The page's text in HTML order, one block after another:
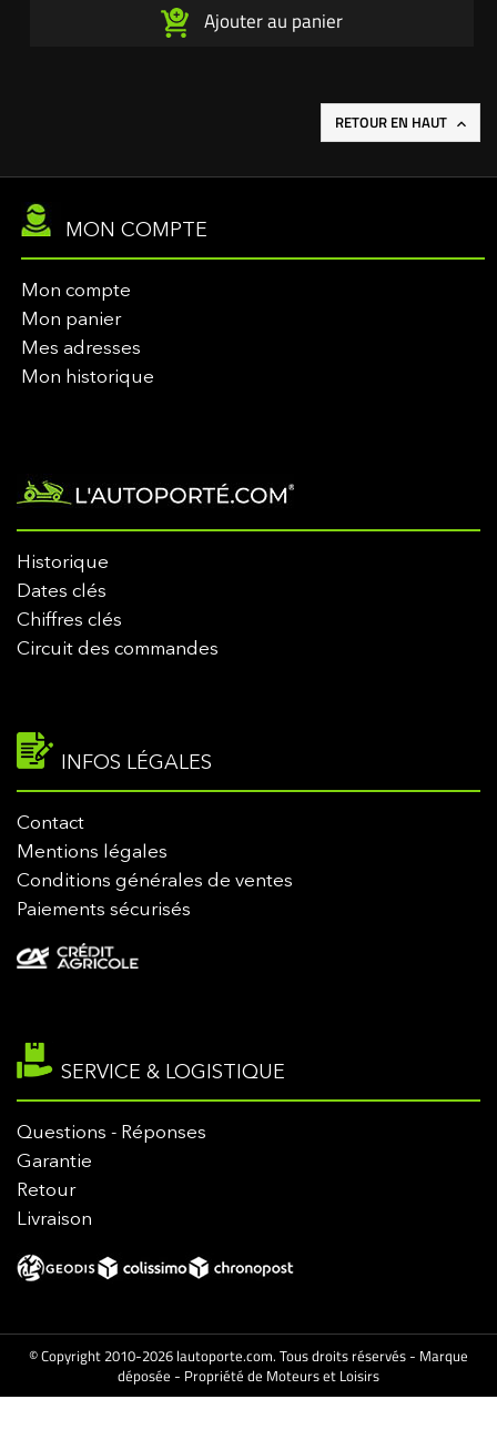
Ajouter au panier
RETOUR EN HAUT 
MON COMPTE
Mon compte
Mon panier
Mes adresses
Mon historique
Historique
Dates clés
Chiffres clés
Circuit des commandes
INFOS LÉGALES
Contact
Mentions légales
Conditions générales de ventes
Paiements sécurisés
SERVICE & LOGISTIQUE
Questions - Réponses
Garantie
Retour
Livraison
© Copyright 2010-2026 lautoporte.com. Tous droits réservés - Marque
déposée - Propriété de Moteurs et Loisirs